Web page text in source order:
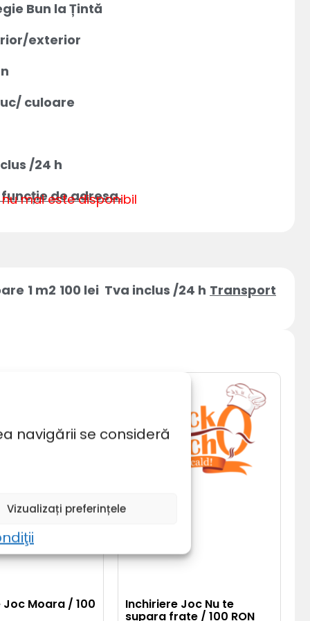
navigării se consideră
Vizualizați preferințele
Bun la Țintă
exterior
culoare
/24 h
de adresa.
mai este disponibil
1 m2 100 lei Tva inclus /24 h Transport
Joc Moara / 100 Inchiriere Joc Nu te
supara frate / 100 RON